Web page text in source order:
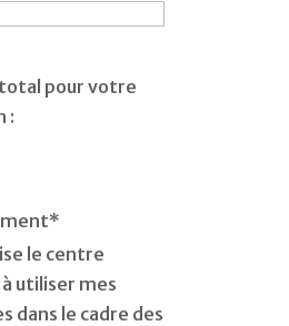
pour votre
:
*
le centre
utiliser mes
dans le cadre des